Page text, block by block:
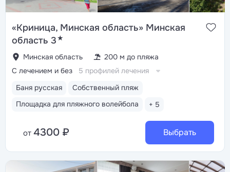
«Криница, Минская область» Минская
область 3★
Минская область 200 м до пляжа
Баня русская
Собственный пляж
Площадка для пляжного волейбола
+ 5
С лечением и без 5 профилей лечения
от 4300 ₽ Выбрать